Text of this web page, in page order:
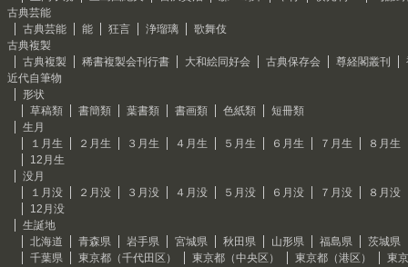
古典芸能
古典芸能
能 狂言 浄瑠璃
歌舞伎
古典複製
古典複製
稀書複製会刊行書 大和絵同好会 古典保存会 尊経閣叢刊
近代自筆物
形状
草稿類
書簡類 葉書類 書画類 色紙類
短冊類
生月
１月生
２月生 ３月生 ４月生 ５月生 ６月生 ７月生
８月生
12月生
没月
１月没
２月没 ３月没 ４月没 ５月没 ６月没 ７月没
８月没
12月没
生誕地
北海道
青森県 岩手県 宮城県 秋田県 山形県 福島県
茨城県
千葉県
東京都（千代田区） 東京都（中央区） 東京都（港区）
東